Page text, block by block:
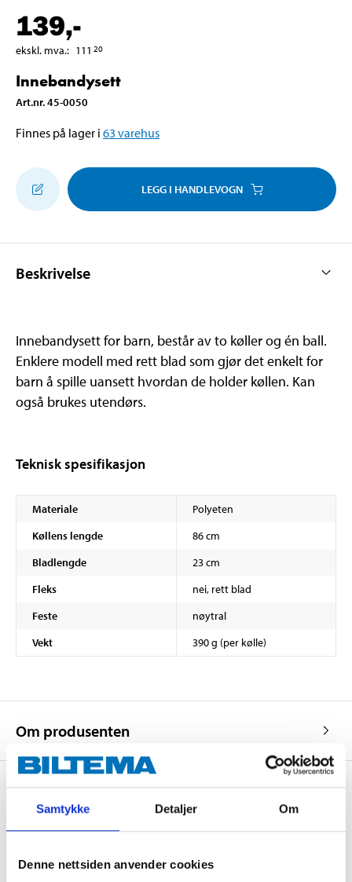
Samtykke Detaljer Om
Denne nettsiden anvender cookies
139,-
ekskl. mva.: 111 20
Innebandysett
Art.nr.45-0050
Finnes på lager i 63 varehus
LEGG I HANDLEVOGN
Beskrivelse
Innebandysett for barn, består av to køller og én ball.
Enklere modell med rett blad som gjør det enkelt for
barn å spille uansett hvordan de holder køllen. Kan
også brukes utendørs.
Teknisk spesifikasjon
Materiale
Polyeten
Køllens lengde
86 cm
Bladlengde
23 cm
Fleks
nei, rett blad
Feste
nøytral
Vekt
390 g (per kølle)
Om produsenten
LES MER